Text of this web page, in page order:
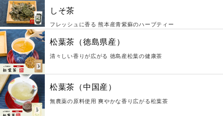
しそ茶
フレッシュに香る 熊本産青紫蘇のハーブティー
松葉茶（徳島県産）
清々しい香りが広がる 徳島産松葉の健康茶
松葉茶（中国産）
無農薬の原料使用 爽やかな香り広がる松葉茶